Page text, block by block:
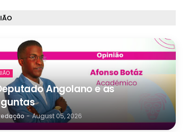
Angolano e as
- August 05, 2026